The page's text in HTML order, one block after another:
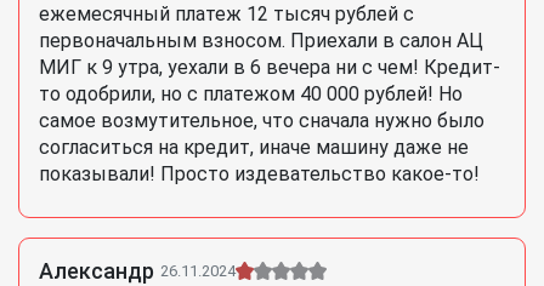
ежемесячный платеж 12 тысяч рублей с
первоначальным взносом. Приехали в салон АЦ
МИГ к 9 утра, уехали в 6 вечера ни с чем! Кредит-
то одобрили, но с платежом 40 000 рублей! Но
самое возмутительное, что сначала нужно было
согласиться на кредит, иначе машину даже не
показывали! Просто издевательство какое-то!
Александр 26.11.2024